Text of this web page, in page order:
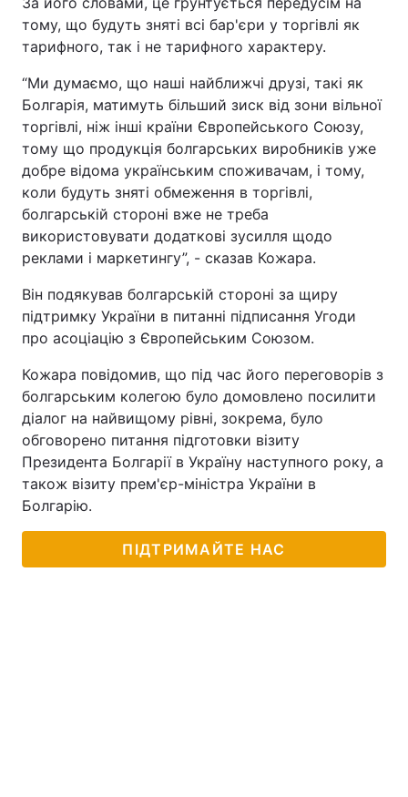
тому, що будуть зняті всі бар'єри у торгівлі як
тарифного, так і не тарифного характеру.
“Ми думаємо, що наші найближчі друзі, такі як
Болгарія, матимуть більший зиск від зони вільної
торгівлі, ніж інші країни Європейського Союзу,
тому що продукція болгарських виробників уже
добре відома українським споживачам, і тому,
коли будуть зняті обмеження в торгівлі,
болгарській стороні вже не треба
використовувати додаткові зусилля щодо
реклами і маркетингу”, - сказав Кожара.
Він подякував болгарській стороні за щиру
підтримку України в питанні підписання Угоди
про асоціацію з Європейським Союзом.
Кожара повідомив, що під час його переговорів з
болгарським колегою було домовлено посилити
діалог на найвищому рівні, зокрема, було
обговорено питання підготовки візиту
Президента Болгарії в Україну наступного року, а
також візиту прем'єр-міністра України в
Болгарію.
ПІДТРИМАЙТЕ НАС